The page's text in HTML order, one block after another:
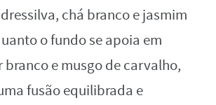
chá branco e jasmim
o fundo se apoia em
branco e musgo de carvalho,
fusão equilibrada e